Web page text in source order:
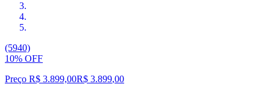
(5940)
10% OFF
Preço R$ 3.899,00R$ 3.899,00